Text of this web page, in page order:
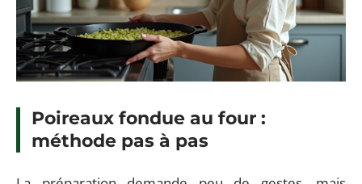
Poireaux fondue au four :
méthode pas à pas